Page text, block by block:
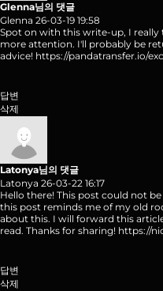
Glenna님의 댓글
Glenna 26-03-19 19:58
Spot on with this write-up, I
more attention. I'll probably be
advice! https://pandatransfer.io/
답변
삭제
Latonya님의 댓글
Latonya 26-03-22 16:17
Hello there! This post could not
this post reminds me of my old
about this. I will forward this
read. Thanks for sharing! https://
답변
삭제